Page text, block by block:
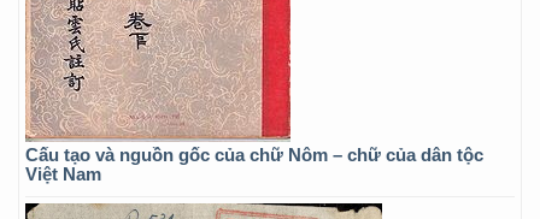
Cấu tạo và nguồn gốc của chữ Nôm – chữ của dân tộc
Việt Nam